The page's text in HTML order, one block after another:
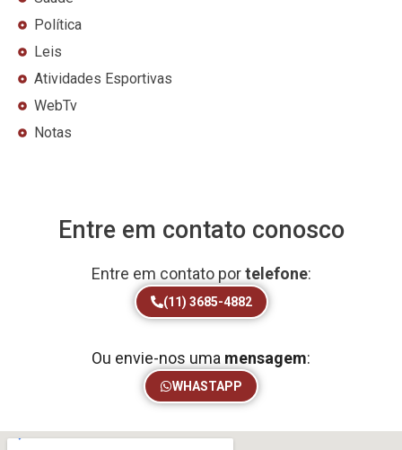
Política
Leis
Atividades Esportivas
WebTv
Notas
Entre em contato conosco
Entre em contato portelefone:
(11) 3685-4882
Ou envie-nos uma mensagem:
WHASTAPP